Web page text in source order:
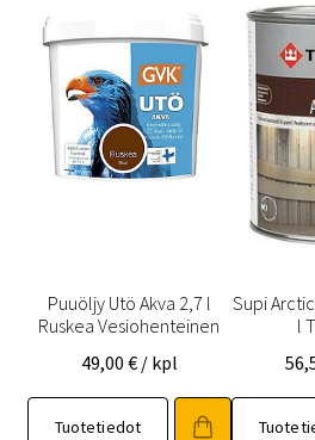
Puuöljy Utö Akva 2,7 l
Ruskea Vesiohenteinen
49,00 € / kpl
Tuotetiedot
Supi
l